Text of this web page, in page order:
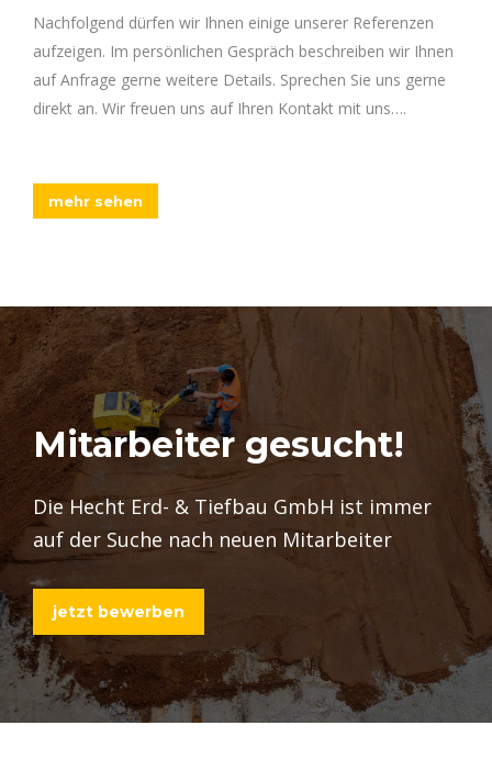
Nachfolgend dürfen wir Ihnen einige unserer Referenzen
aufzeigen. Im persönlichen Gespräch beschreiben wir Ihnen
auf Anfrage gerne weitere Details. Sprechen Sie uns gerne
direkt an. Wir freuen uns auf Ihren Kontakt mit uns….
mehr sehen
Mitarbeiter gesucht!
Die Hecht Erd- & Tiefbau GmbH ist immer
auf der Suche nach neuen Mitarbeiter
jetzt bewerben